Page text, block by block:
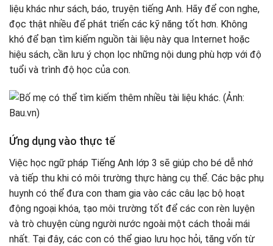
liệu khác như sách, báo, truyện tiếng Anh. Hãy để con nghe,
đọc thật nhiều để phát triển các kỹ năng tốt hơn. Không
khó để bạn tìm kiếm nguồn tài liệu này qua Internet hoặc
hiệu sách, cần lưu ý chọn lọc những nội dung phù hợp với độ
tuổi và trình độ học của con.
Ứng dụng vào thực tế
Việc học ngữ pháp Tiếng Anh lớp 3 sẽ giúp cho bé dễ nhớ
và tiếp thu khi có môi trường thực hàng cụ thể. Các bậc phụ
huynh có thể đưa con tham gia vào các câu lạc bộ hoạt
động ngoại khóa, tạo môi trường tốt để các con rèn luyện
và trò chuyện cùng người nước ngoài một cách thoải mái
nhất. Tại đây, các con có thể giao lưu học hỏi, tăng vốn từ